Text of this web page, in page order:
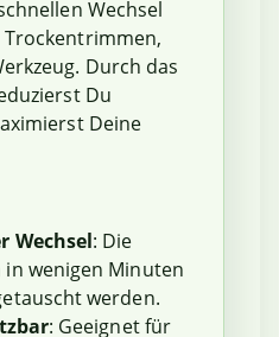
Wechsel
Trockentrimmen,
Durch das
Du
Deine
Wechsel: Die
wenigen Minuten
werden.
: Geeignet für